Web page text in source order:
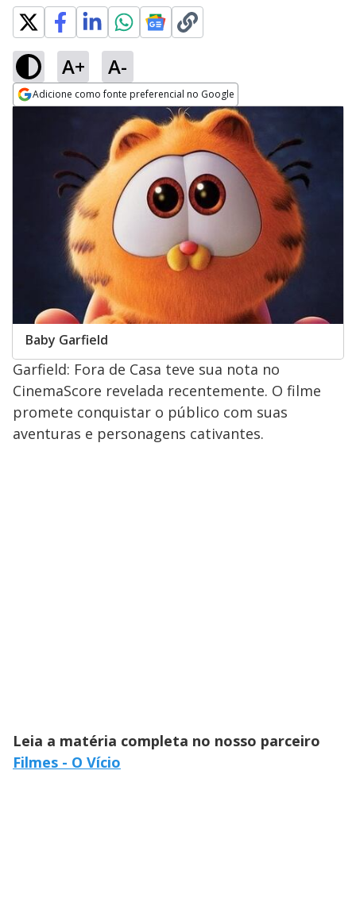
A+ A-
Adicione como fonte preferencial no Google
Opens in new window
Baby Garfield
Garfield: Fora de Casa teve sua nota no
CinemaScore revelada recentemente. O filme
promete conquistar o público com suas
aventuras e personagens cativantes.
Leia a matéria completa no nosso parceiro
Filmes - O Vício